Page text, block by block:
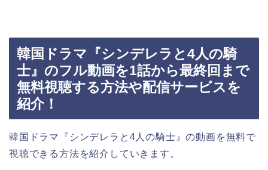
韓国ドラマ『シンデレラと4人の騎
士』のフル動画を1話から最終回まで
無料視聴する方法や配信サービスを
紹介！
韓国ドラマ『シンデレラと4人の騎士』の動画を無料で
視聴できる方法を紹介していきます。